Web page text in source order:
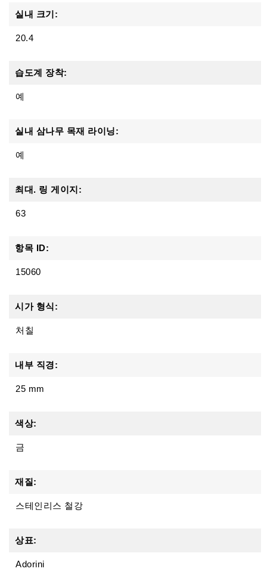
실내 크기:
20.4
습도계 장착:
예
실내 삼나무 목재 라이닝:
예
최대. 링 게이지:
63
항목 ID:
15060
시가 형식:
처칠
내부 직경:
25 mm
색상:
금
재질:
스테인리스 철강
상표:
Adorini